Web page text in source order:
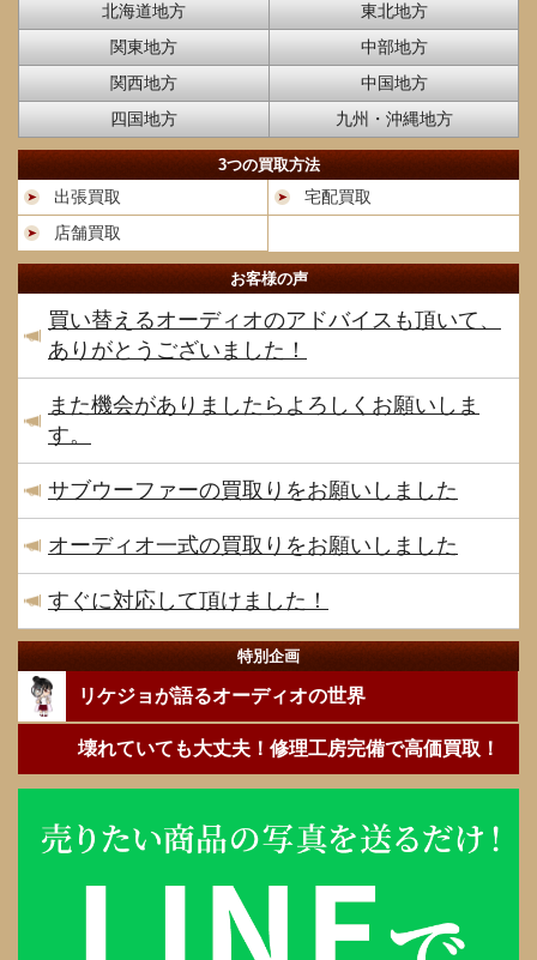
北海道地方
東北地方
関東地方
中部地方
関西地方
中国地方
四国地方
九州・沖縄地方
3つの買取方法
出張買取
宅配買取
店舗買取
お客様の声
買い替えるオーディオのアドバイスも頂いて、
ありがとうございました！
また機会がありましたらよろしくお願いしま
す。
サブウーファーの買取りをお願いしました
オーディオ一式の買取りをお願いしました
すぐに対応して頂けました！
特別企画
リケジョが語るオーディオの世界
壊れていても大丈夫！修理工房完備で高価買取！